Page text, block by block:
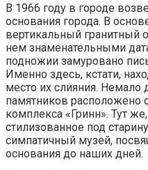
В 1966 году в городе
основания города. В
вертикальный гранитный
нем знаменательными
подножии замуровано
Именно здесь, кстати,
место их слияния. Немало
памятников расположено
комплекса «Гринн». Тут же,
стилизованное под
симпатичный музей,
основания до наших дней.